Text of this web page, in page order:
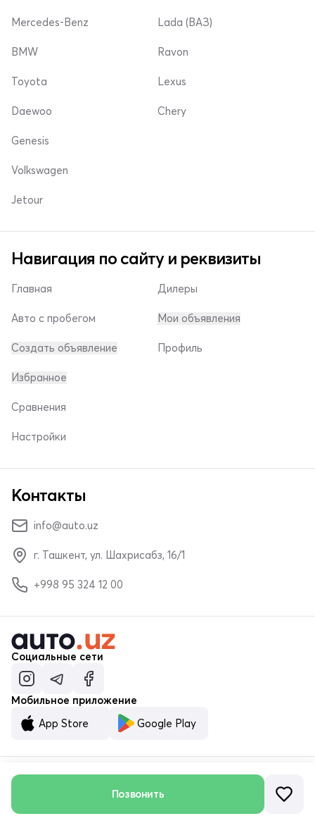
Позвонить
Mercedes-Benz Lada (ВАЗ)
BMW
Toyota
Daewoo
Ravon
Lexus
Chery
Genesis
Volkswagen
Jetour
Навигация по сайту и реквизиты
Главная
Авто с пробегом
Создать объявление
Дилеры
Мои объявления
Профиль
Избранное
Сравнения
Настройки
Контакты
info@auto.uz
г. Ташкент, ул. Шахрисабз, 16/1
+998 95 324 12 00
Социальные сети
Мобильное приложение
App Store
Google Play
© ООО «MALUMOTNOMA» 2023–2026